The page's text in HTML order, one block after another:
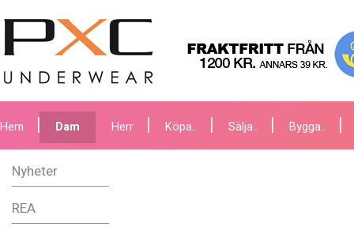
Hem Dam Herr Köpa.. Sälja.. Bygga..
Nyheter
REA